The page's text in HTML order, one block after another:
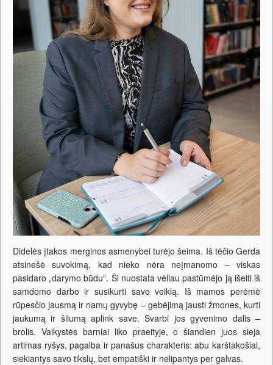
Didelės įtakos merginos asmenybei turėjo šeima. Iš tėčio Gerda
atsinešė suvokimą, kad nieko nėra neįmanomo – viskas
pasidaro „darymo būdu“. Ši nuostata vėliau pastūmėjo ją išeiti iš
samdomo darbo ir susikurti savo veiklą. Iš mamos perėmė
rūpesčio jausmą ir namų gyvybę – gebėjimą jausti žmones, kurti
jaukumą ir šilumą aplink save. Svarbi jos gyvenimo dalis –
brolis. Vaikystės barniai liko praeityje, o šiandien juos sieja
artimas ryšys, pagalba ir panašus charakteris: abu karštakošiai,
siekiantys savo tikslų, bet empatiški ir nelipantys per galvas.